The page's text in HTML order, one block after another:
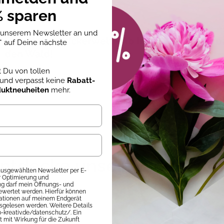
Expedition Stickerwelt - Ab in
Sofort Lieferbar
7,99 €
Norbert Pautner
Sofort
10,00 €
unsere
sparen
Newsletter an und
* auf Deine nächste
Du von tollen
und verpasst keine Rabatt-
mehr.
Newsletter per E-
Optimierung und
darf mein Öffnungs- und
werden. Hierfür können
auf meinem Endgerät
werden. Weitere Details
kreativ.de/datenschutz/. Ein
mit Wirkung für die Zukunft